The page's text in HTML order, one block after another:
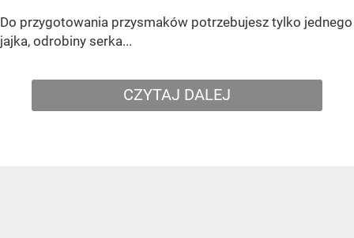
Do przygotowania przysmaków potrzebujesz tylko jednego
jajka, odrobiny serka...
CZYTAJ DALEJ